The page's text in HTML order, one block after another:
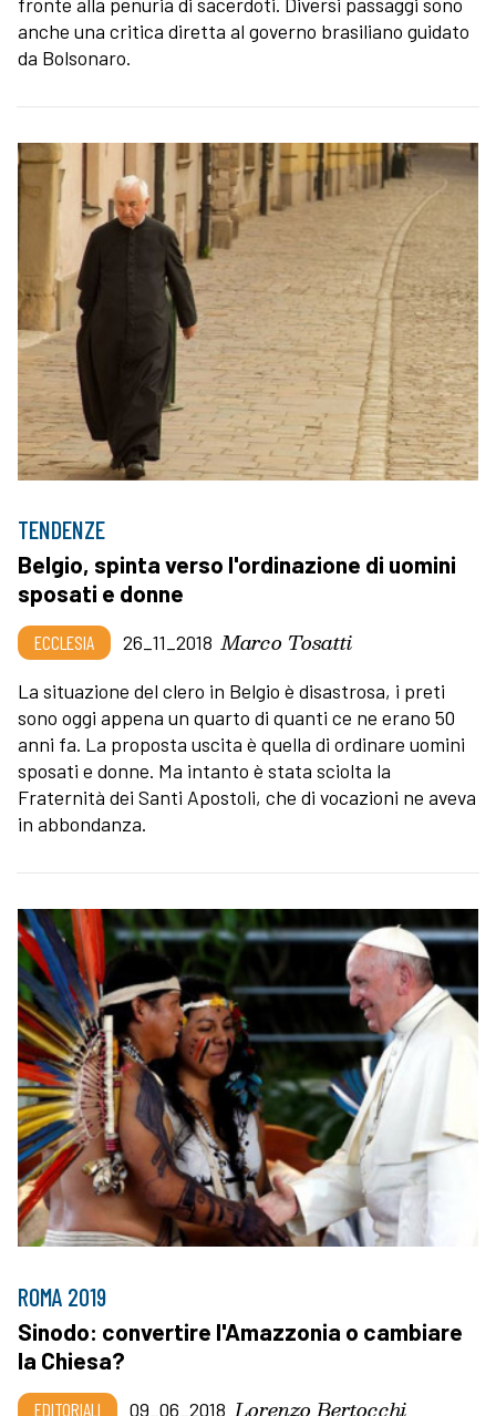
anche una critica diretta al governo brasiliano guidato
da Bolsonaro.
TENDENZE
Belgio, spinta verso l'ordinazione di uomini
sposati e donne
ECCLESIA 26_11_2018 Marco Tosatti
La situazione del clero in Belgio è disastrosa, i preti
sono oggi appena un quarto di quanti ce ne erano 50
anni fa. La proposta uscita è quella di ordinare uomini
sposati e donne. Ma intanto è stata sciolta la
Fraternità dei Santi Apostoli, che di vocazioni ne aveva
in abbondanza.
ROMA 2019
Sinodo: convertire l'Amazzonia o cambiare
la Chiesa?
EDITORIALI 09_06_2018 Lorenzo Bertocchi